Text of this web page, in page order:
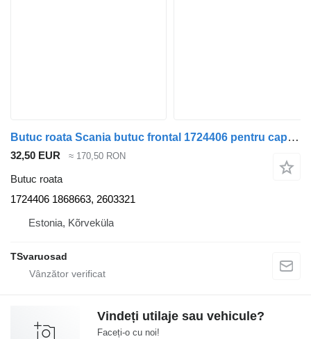
Butuc roata Scania butuc frontal 1724406 pentru cap tractor Scania R420
32,50 EUR ≈ 170,50 RON
Butuc roata
1724406 1868663, 2603321
Estonia, Kõrveküla
TSvaruosad
Vindeți utilaje sau vehicule?
Faceți-o cu noi!